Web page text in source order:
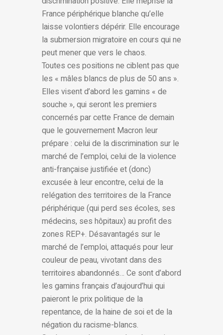
France périphérique blanche qu’elle
laisse volontiers dépérir. Elle encourage
la submersion migratoire en cours qui ne
peut mener que vers le chaos.
Toutes ces positions ne ciblent pas que
les « mâles blancs de plus de 50 ans ».
Elles visent d’abord les gamins « de
souche », qui seront les premiers
concernés par cette France de demain
que le gouvernement Macron leur
prépare : celui de la discrimination sur le
marché de l’emploi, celui de la violence
anti-française justifiée et (donc)
excusée à leur encontre, celui de la
relégation des territoires de la France
périphérique (qui perd ses écoles, ses
médecins, ses hôpitaux) au profit des
zones REP+. Désavantagés sur le
marché de l’emploi, attaqués pour leur
couleur de peau, vivotant dans des
territoires abandonnés… Ce sont d’abord
les gamins français d’aujourd’hui qui
paieront le prix politique de la
repentance, de la haine de soi et de la
négation du racisme-blancs.